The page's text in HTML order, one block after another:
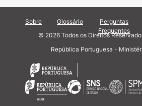
Sobre Glossário
Perguntas
Frequentes
© 2026 Todos os Direitos
República Portuguesa -